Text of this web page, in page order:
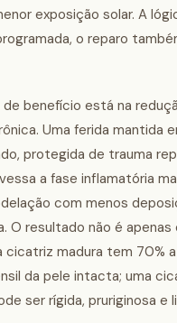
exposição solar. A
o reparo
benefício está na
Uma ferida mantida
protegida de trauma
a fase inflamatória
com menos
O resultado não é
cicatriz madura tem 70%
da pele intacta; uma
ser rígida, pruriginosa e